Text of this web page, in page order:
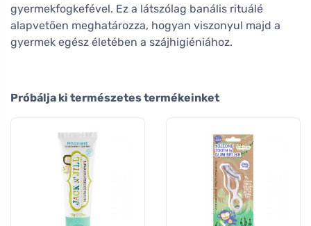
gyermekfogkefével. Ez a látszólag banális rituálé
alapvetően meghatározza, hogyan viszonyul majd a
gyermek egész életében a szájhigiéniához.
Próbálja ki természetes termékeinket